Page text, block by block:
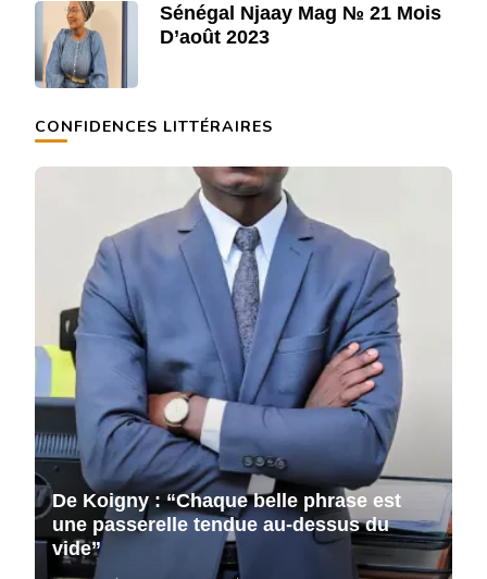
Sénégal Njaay Mag № 21 Mois
D’août 2023
CONFIDENCES LITTÉRAIRES
De Koigny : “Chaque belle phrase est
une passerelle tendue au-dessus du
vide”